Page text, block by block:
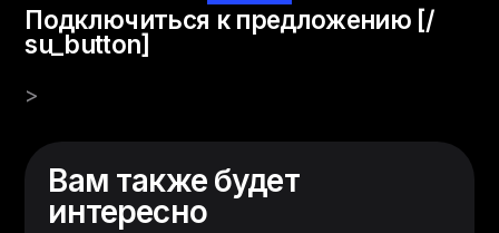
Подключиться к предложению [/
su_button]
>
Вам также будет
интересно